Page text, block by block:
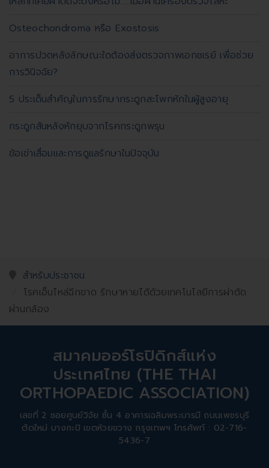
Osteochondroma หรือ Exostosis
อาการปวดหลังลักษณะใดต้องส่งตรวจภาพเอกซเรย์ เพื่อช่วย
การวินิจฉัย?
5 ประเด็นสำคัญในการรักษากระดูกสะโพกหักในผู้สูงอายุ
กระดูกสันหลังหักยุบจากโรคกระดูกพรุน
ข้อเข่าเสื่อมและการดูแลรักษาในปัจจุบัน
สำหรับประชาชน
โรคเอ็นไหล่ฉีกขาด รักษาหายได้ด้วยเทคโนโลยีการผ่าตัด
ผ่านกล้อง
สมาคมออร์โธปิดิกส์แห่ง
ประเทศไทย (THE THAI
ORTHOPAEDIC ASSOCIATION)
เลขที่ 2 ซอยศูนย์วิจัย ชั้น 4 อาคารเฉลิมพระบารมี ถนนเพชรบุรี
ตัดใหม่ บางกะปิ เขตห้วยขวาง กรุงเทพฯ โทรศัพท์ : 02-716-
5436-7